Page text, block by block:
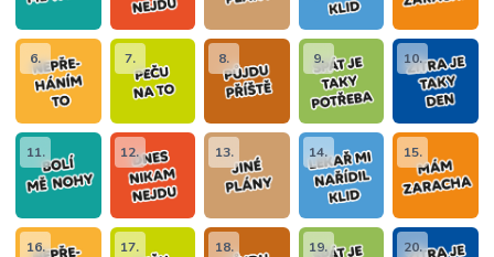
6. 7. 8. 9. 10.
11. 12. 13. 14. 15.
16. 17. 18. 19. 20.